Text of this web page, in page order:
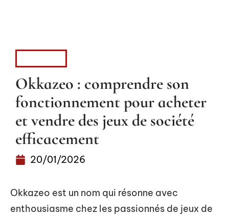
Okkazeo : comprendre son
fonctionnement pour acheter
et vendre des jeux de société
efficacement
20/01/2026
Okkazeo est un nom qui résonne avec
enthousiasme chez les passionnés de jeux de